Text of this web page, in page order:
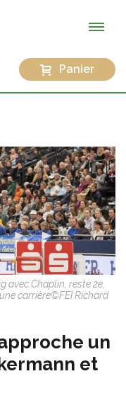
Panier
avec Chaplin, reste 2e,
carrière©FEI Richard
un
et